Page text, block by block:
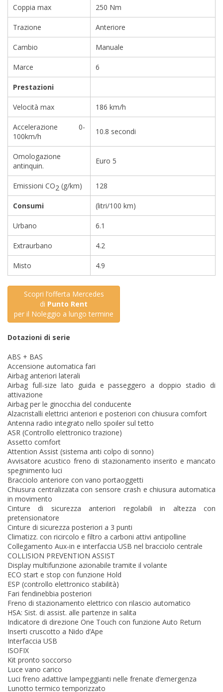
Coppia max 250 Nm
Trazione Anteriore
Cambio Manuale
Marce 6
Prestazioni
Velocità max 186 km/h
Accelerazione 0-
100km/h
10.8 secondi
Omologazione
antinquin.
Euro 5
Emissioni CO2 (g/km) 128
Consumi (litri/100 km)
Urbano 6.1
Extraurbano 4.2
Misto 4.9
Scopri l’offerta Mercedes
di Punto Rent
per il Noleggio a lungo termine
Dotazioni di serie
ABS + BAS
Accensione automatica fari
Airbag anteriori laterali
Airbag full-size lato guida e passeggero a doppio stadio di
attivazione
Airbag per le ginocchia del conducente
Alzacristalli elettrici anteriori e posteriori con chiusura comfort
Antenna radio integrato nello spoiler sul tetto
ASR (Controllo elettronico trazione)
Assetto comfort
Attention Assist (sistema anti colpo di sonno)
Avvisatore acustico freno di stazionamento inserito e mancato
spegnimento luci
Bracciolo anteriore con vano portaoggetti
Chiusura centralizzata con sensore crash e chiusura automatica
in movimento
Cinture di sicurezza anteriori regolabili in altezza con
pretensionatore
Cinture di sicurezza posteriori a 3 punti
Climatizz. con ricircolo e filtro a carboni attivi antipolline
Collegamento Aux-in e interfaccia USB nel bracciolo centrale
COLLISION PREVENTION ASSIST
Display multifunzione azionabile tramite il volante
ECO start e stop con funzione Hold
ESP (controllo elettronico stabilità)
Fari fendinebbia posteriori
Freno di stazionamento elettrico con rilascio automatico
HSA: Sist. di assist. alle partenze in salita
Indicatore di direzione One Touch con funzione Auto Return
Inserti cruscotto a Nido d’Ape
Interfaccia USB
ISOFIX
Kit pronto soccorso
Luce vano carico
Luci freno adattive lampeggianti nelle frenate d’emergenza
Lunotto termico temporizzato